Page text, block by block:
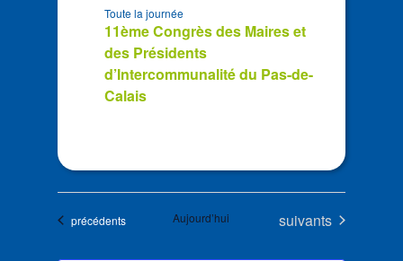
11ème Congrès des Maires et
des Présidents
d’Intercommunalité du Pas-de-
Calais
Toute la journée
Évènements
précédents Aujourd’hui Évènements
suivants